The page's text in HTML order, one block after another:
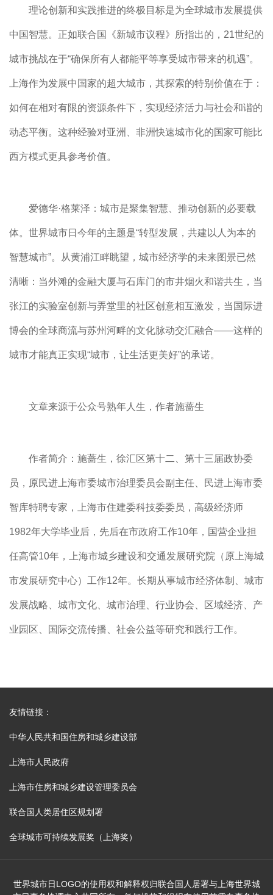
理论创新和实践推进的终极目标是为全球城市发展提供
中国智慧。正如联合国《新城市议程》所指出的，21世纪的
城市挑战在于“确保所有人都能平等享受城市带来的机遇”。
上海作为发展中国家的超大城市，其探索的特别价值在于：
如何在相对有限的资源条件下，实现经济活力与社会和谐的
动态平衡。这种经验对亚洲、非洲快速城市化的国家可能比
西方模式更具参考价值。
爱德华·格莱泽：城市是聚集智慧、推动创新的必要载
体。世界城市日今年的主题是“转型发展，共建以人为本的
智慧城市”。从黄浦江畔眺望，城市经济学的未来图景已然
清晰：当外滩的金融大厦与石库门的市井烟火和谐共生，当
张江的实验室创新与弄堂里的社区创意相互激发，当国际进
博会的全球商流与苏州河畔的文化脉动交汇融合——这样的
城市才能真正实现“城市，让生活更美好”的承诺。
文章来源于公众号熟年人生，作者施蔷生
作者简介：施蔷生，徐汇区第十二、第十三届政协委
员，原民进上海市委城市治理委员会副主任、民进上海市委
智库特聘专家，上海市住建委科技委委员，高级经济师
1982年大学毕业后，先后在市政府工作10年，国营企业担
任高管10年，上海市城乡建设和交通发展研究院（原上海城
市发展研究中心）工作12年。长期从事城市经济体制、城市
发展战略、城市文化、城市治理、行业协会、区域经济、产
业园区、国际交流传播、社会公益等研究和践行工作。
友情链接：
中华人民共和国住房和城乡建设部
上海市人民政府
上海市住房和城乡建设管理委员会
联合国人类居住区规划署
全球城市可持续发展奖（上海奖）
世界城市日LOGO的使用权和解释权归联合国人居署与上海世界城